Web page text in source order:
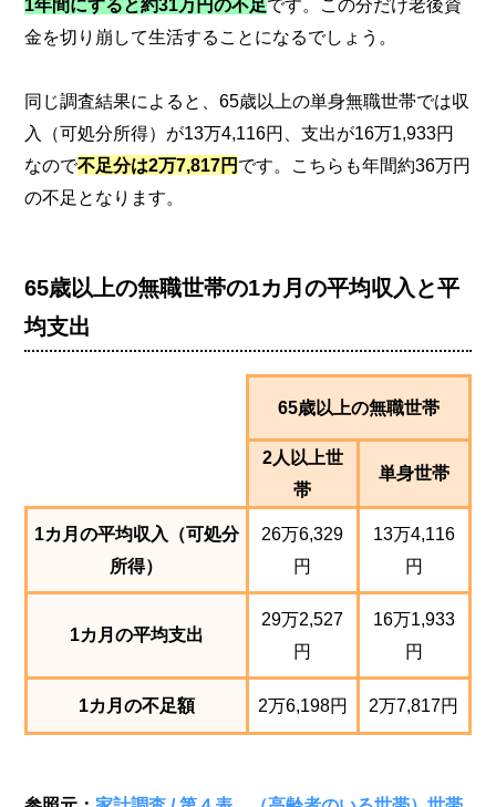
1年間にすると約31万円の不足です。この分だけ老後資
金を切り崩して生活することになるでしょう。
同じ調査結果によると、65歳以上の単身無職世帯では収
入（可処分所得）が13万4,116円、支出が16万1,933円
なので不足分は2万7,817円 です。こちらも年間約36万円
の不足となります。
65歳以上の無職世帯の1カ月の平均収入と平
均支出
65歳以上の無職世帯
2人以上世
帯
単身世帯
1カ月の平均収入（可処分
所得）
26万6,329
円
13万4,116
円
1カ月の平均支出
29万2,527
円
16万1,933
円
1カ月の不足額 2万6,198円 2万7,817円